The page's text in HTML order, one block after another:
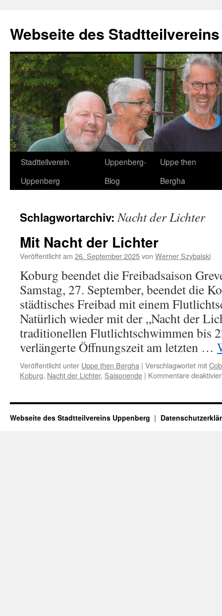
springen
Webseite des
Stadtteilverein
Uppenberg
Uppenberg-
Blog
Uppe then
Bergha
Schlagwortarchiv:Nacht der Lichter
Mit Nacht der Lichter
Veröffentlicht am 26. September 2025von Werner Szybalski
Koburg beendet die Freibadsaison
Samstag, 27. September, beendet die
städtisches Freibad mit einem
Natürlich wieder mit der „Nacht der
traditionellen Flutlichtschwimmen bis
verlängerte Öffnungszeit am letzten …
Veröffentlicht unter Uppe then Bergha | Verschlagwortet mit
Koburg, Nacht der Lichter, Saisonende | Kommentare
Webseite des Stadtteilvereins Uppenberg